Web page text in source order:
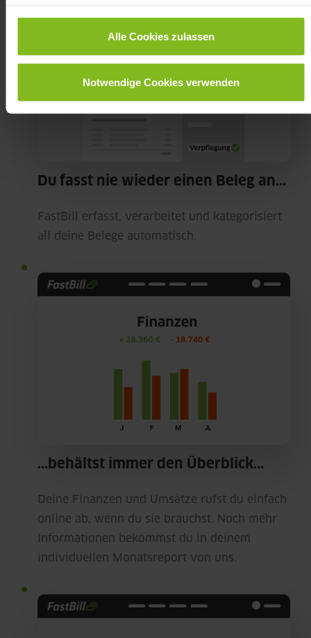
Alle Cookies zulassen
Notwendige Cookies verwenden
Du fasst nie wieder einen Beleg an...
FastBill erfasst, verarbeitet und kategorisiert
all deine Belege automatisch.
...behältst immer den Überblick...
Deine Finanzen und Umsätze rufst du einfach
online ab, wenn du sie brauchst. Noch mehr
Informationen bekommst du in deinem
individuellen Monatsreport von uns.